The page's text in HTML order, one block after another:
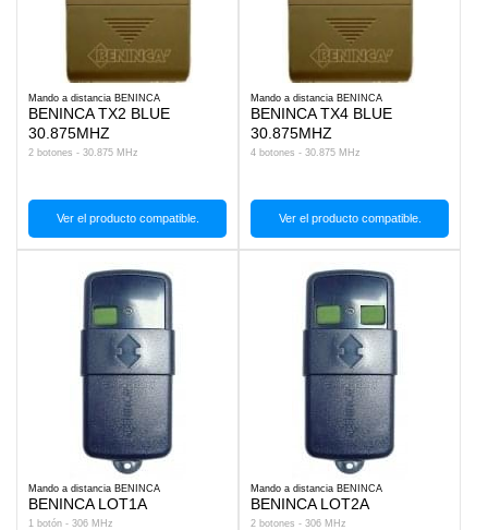
Mando a distancia BENINCA
BENINCA TX2 BLUE
30.875MHZ
2 botones - 30.875 MHz
Ver el producto compatible.
Mando a distancia BENINCA
BENINCA TX4 BLUE
30.875MHZ
4 botones - 30.875 MHz
Ver el producto compatible.
Mando a distancia BENINCA
BENINCA LOT1A
1 botón - 306 MHz
Mando a distancia BENINCA
BENINCA LOT2A
2 botones - 306 MHz